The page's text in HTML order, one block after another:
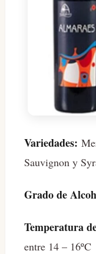
Variedades:
Sauvignon y
Grado de
Temperatura
entre 14 – 16ºC